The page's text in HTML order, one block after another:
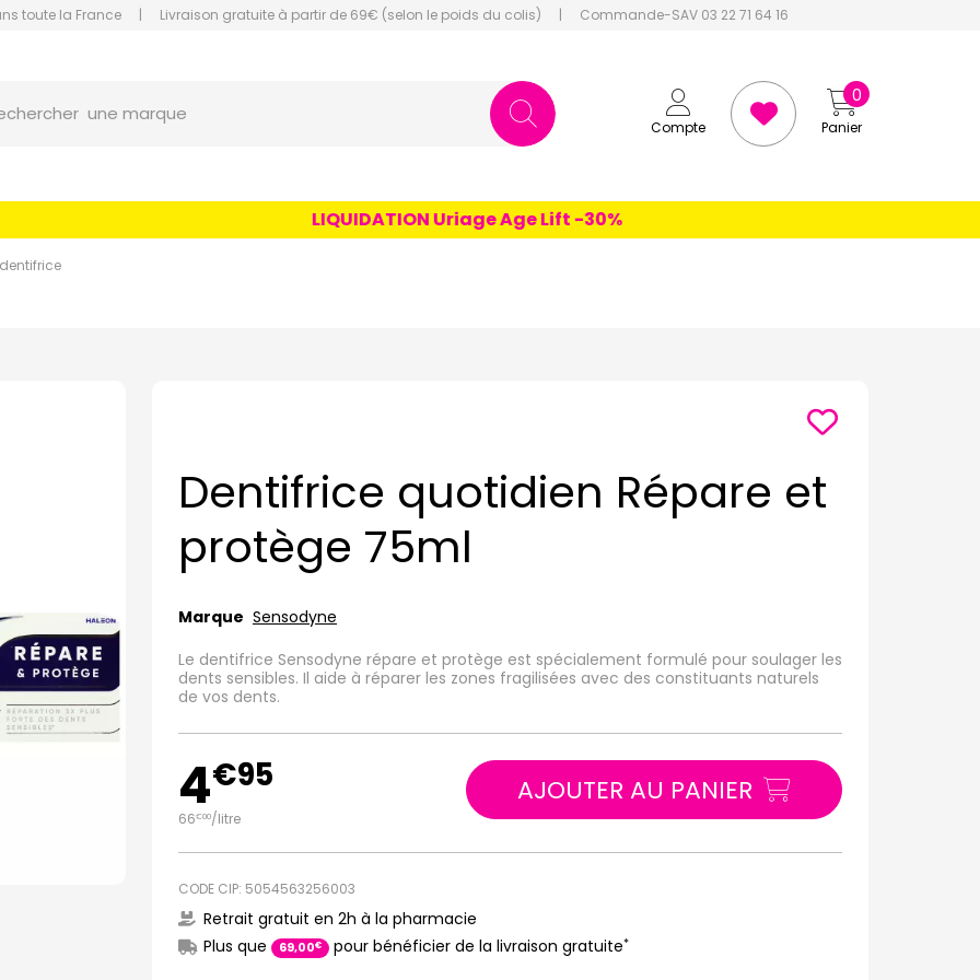
toute la France | Livraison gratuite à partir de 69€ (selon le poids du colis) | Commande-SAV 03 22 71 64 16
Compte Panier
0
LIQUIDATION Uriage Age Lift -30%
dentifrice
Dentifrice quotidien Répare et
protège 75ml
Marque Sensodyne
Le dentifrice Sensodyne répare et protège est spécialement formulé pour soulager les
dents sensibles. Il aide à réparer les zones fragilisées avec des constituants naturels
de vos dents.
4€95
66€00/litre
AJOUTER AU PANIER
CODE CIP: 5054563256003
Retrait gratuit en 2h à la pharmacie
Plus que
69,00€ pour bénéficier de la livraison gratuite*